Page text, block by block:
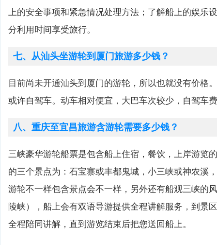
上的安全事项和紧急情况处理方法；了解船上的娱乐
分利用时间享受旅行。
七、从汕头坐游轮到厦门旅游多少钱？
目前尚未开通汕头到厦门的游轮，所以也就没有价格
或许自驾车。动车相对便宜，大巴车次较少，自驾车
八、重庆至宜昌旅游含游轮需要多少钱？
三峡豪华游轮船票是包含船上住宿，餐饮，上岸游览
的三个景点为：石宝寨或丰都鬼城，小三峡或神农溪
游轮不一样包含景点会不一样，另外还有船观三峡的
陵峡），船上会有双语导游提供全程讲解服务，到景
全程陪同讲解，直到游览结束后把您送回船上。